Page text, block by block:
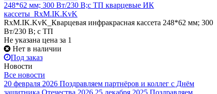
248*62 мм; 300 Вт/230 В;с ТП кварцевые ИК
кассеты_RxM.IK.KvK
RxM.IK.KvK_Кварцевая инфракрасная кассета 248*62 мм; 300
Вт/230 В; с ТП
Не указана цена за 1
Нет в наличии
Под заказ
Новости
Все новости
20 февраля 2026 Поздравляем партнёров и коллег с Днём
защитника Отечества 2026 25 декабря 2025 Поздравляем